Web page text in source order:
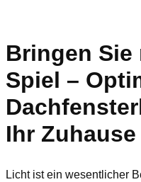
Bringen
Spiel –
Ihr Zuhause
Licht ist ein wesentlicher